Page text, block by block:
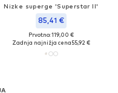
Nizke superge 'Superstar II'
85,41 €
Prvotno: 119,00 €
Zadnja najnižja cena55,92 €